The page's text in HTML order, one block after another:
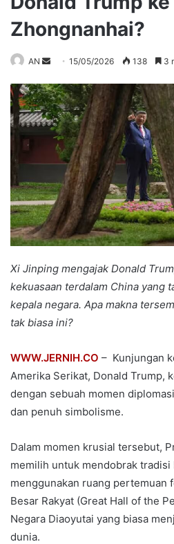
Zhongnanhai?
AN
Send
email
15/05/2026 138 3
Xi Jinping mengajak Donald
kekuasaan terdalam China yang
kepala negara. Apa makna
tak biasa ini?
WWW.JERNIH.CO – Kunjungan
Amerika Serikat, Donald Trump,
dengan sebuah momen
dan penuh simbolisme.
Dalam momen krusial tersebut,
memilih untuk mendobrak tradisi
menggunakan ruang pertemuan
Besar Rakyat (Great Hall of the
Negara Diaoyutai yang biasa
dunia.